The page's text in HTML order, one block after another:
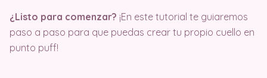
¿Listo para comenzar? ¡En este tutorial te guiaremos
paso a paso para que puedas crear tu propio cuello en
punto puff!